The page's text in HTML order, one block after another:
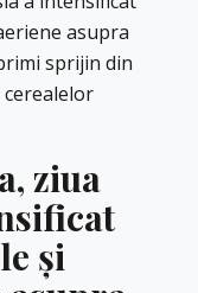
asupra
sprijin din
cerealelor
ziua
și